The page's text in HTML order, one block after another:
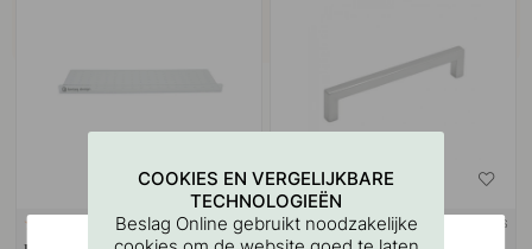
127 6 + LENGTES
COOKIES EN VERGELIJKBARE
TECHNOLOGIEËN
Beslag Online gebruikt noodzakelijke